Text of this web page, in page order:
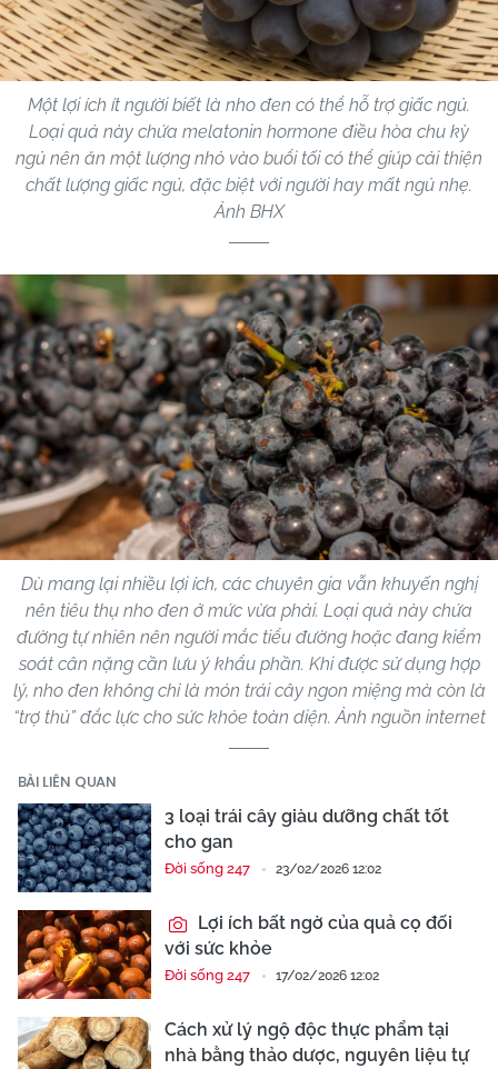
Một lợi ích ít người biết là nho đen có thể hỗ trợ giấc ngủ.
Loại quả này chứa melatonin hormone điều hòa chu kỳ
ngủ nên ăn một lượng nhỏ vào buổi tối có thể giúp cải thiện
chất lượng giấc ngủ, đặc biệt với người hay mất ngủ nhẹ.
Ảnh BHX
Dù mang lại nhiều lợi ích, các chuyên gia vẫn khuyến nghị
nên tiêu thụ nho đen ở mức vừa phải. Loại quả này chứa
đường tự nhiên nên người mắc tiểu đường hoặc đang kiểm
soát cân nặng cần lưu ý khẩu phần. Khi được sử dụng hợp
lý, nho đen không chỉ là món trái cây ngon miệng mà còn là
“trợ thủ” đắc lực cho sức khỏe toàn diện. Ảnh nguồn internet
BÀI LIÊN QUAN
3 loại trái cây giàu dưỡng chất tốt
cho gan
Đời sống 247 23/02/2026 12:02
Lợi ích bất ngờ của quả cọ đối
với sức khỏe
Đời sống 247 17/02/2026 12:02
Cách xử lý ngộ độc thực phẩm tại
nhà bằng thảo dược, nguyên liệu tự